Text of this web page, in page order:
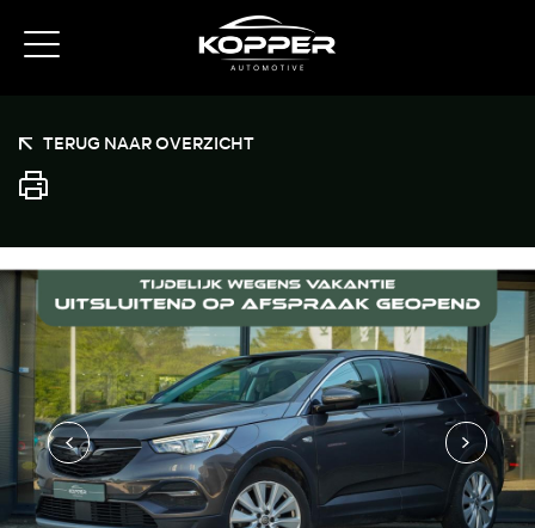
TERUG NAAR OVERZICHT